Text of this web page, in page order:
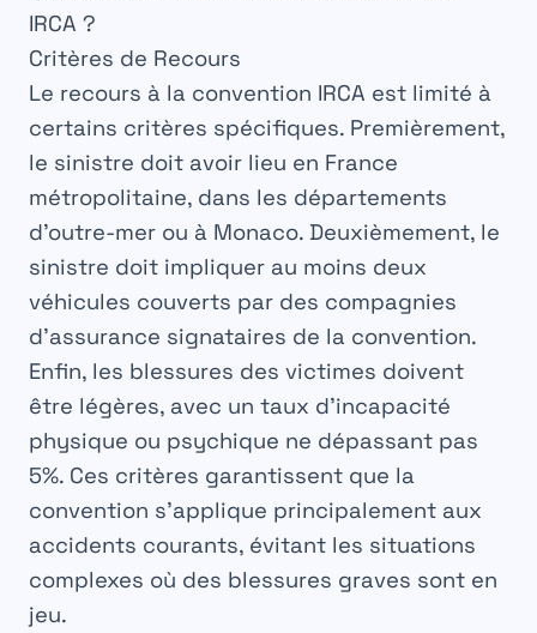
IRCA ?
Critères de Recours
Le recours à la convention IRCA est limité à
certains critères spécifiques. Premièrement,
le sinistre doit avoir lieu en France
métropolitaine, dans les départements
d’outre-mer ou à Monaco. Deuxièmement, le
sinistre doit impliquer au moins deux
véhicules couverts par des compagnies
d’assurance signataires de la convention.
Enfin, les blessures des victimes doivent
être légères, avec un taux d’incapacité
physique ou psychique ne dépassant pas
5%. Ces critères garantissent que la
convention s’applique principalement aux
accidents courants, évitant les situations
complexes où des blessures graves sont en
jeu.